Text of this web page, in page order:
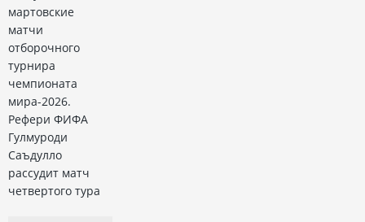
мартовские
матчи
отборочного
турнира
чемпионата
мира-2026.
Рефери ФИФА
Гулмуроди
Саъдулло
рассудит матч
четвертого тура